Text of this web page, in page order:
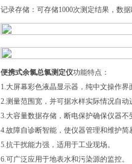
记录存储：可存储1000次测定结果，数
便携式余氯总氯测定仪功能特点：
1.大屏幕彩色液晶显示器，纯中文操作界
2.测量范围宽，并可据水样实际情况自动
3.大容量数据存储，断电保护确保仪器不
4.故障自诊断智能，使仪器管理和维护简
5.抗干扰能力强，适用于工业现场。
6.可广泛应用于地表水和污染源的监控。